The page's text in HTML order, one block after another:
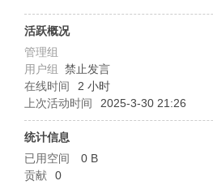
活跃概况
管理组
用户组 禁止发言
在线时间
2 小时
上次活动时间
2025-3-30 21:26
统计信息
已用空间
0 B
贡献
0